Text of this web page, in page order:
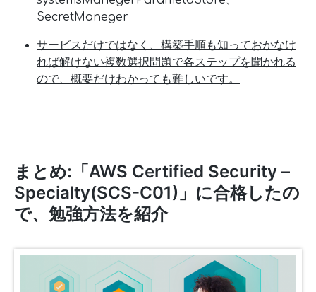
SecretManeger
サービスだけではなく、構築手順も知っておかなけ
れば解けない複数選択問題で各ステップを聞かれる
ので、概要だけわかっても難しいです。
まとめ:「AWS Certified Security –
Specialty(SCS-C01)」に合格したの
で、勉強方法を紹介